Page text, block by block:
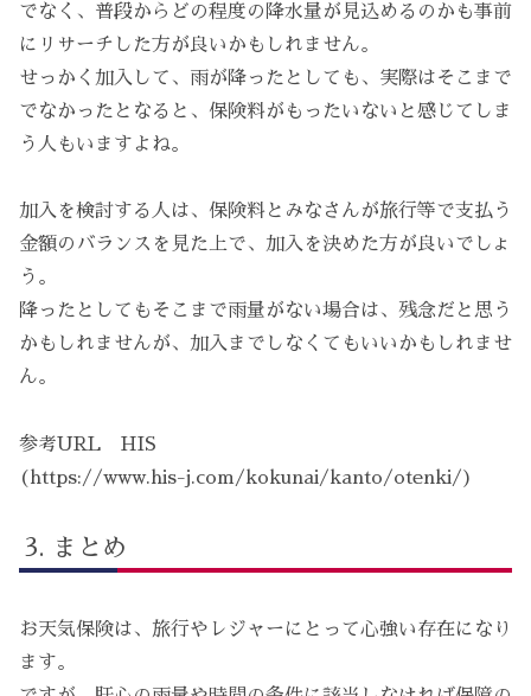
でなく、普段からどの程度の降水量が見込めるのかも事前
にリサーチした方が良いかもしれません。
せっかく加入して、雨が降ったとしても、実際はそこまで
でなかったとなると、保険料がもったいないと感じてしま
う人もいますよね。
加入を検討する人は、保険料とみなさんが旅行等で支払う
金額のバランスを見た上で、加入を決めた方が良いでしょ
う。
降ったとしてもそこまで雨量がない場合は、残念だと思う
かもしれませんが、加入までしなくてもいいかもしれませ
ん。
参考URL HIS
(https://www.his-j.com/kokunai/kanto/otenki/)
まとめ
お天気保険は、旅行やレジャーにとって心強い存在になり
ます。